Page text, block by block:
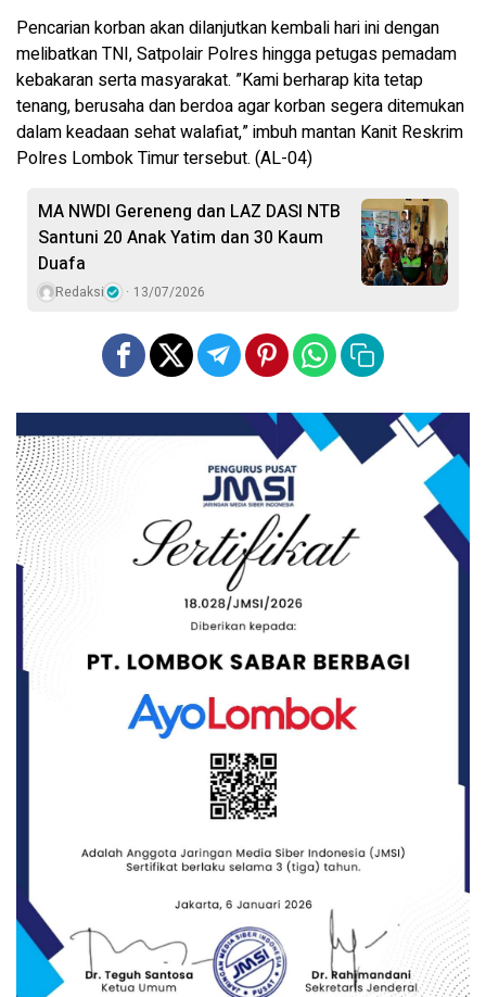
Pencarian korban akan dilanjutkan kembali hari ini dengan
melibatkan TNI, Satpolair Polres hingga petugas pemadam
kebakaran serta masyarakat. ”Kami berharap kita tetap
tenang, berusaha dan berdoa agar korban segera ditemukan
dalam keadaan sehat walafiat,” imbuh mantan Kanit Reskrim
Polres Lombok Timur tersebut. (AL-04)
MA NWDI Gereneng dan LAZ DASI NTB
Santuni 20 Anak Yatim dan 30 Kaum
Duafa
Redaksi 13/07/2026